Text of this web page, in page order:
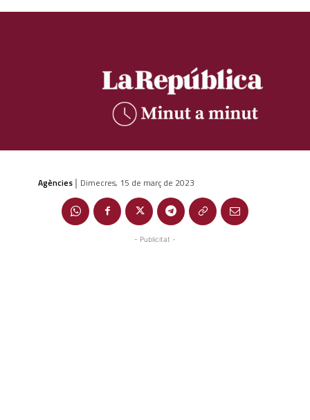
Agències | Dimecres, 15 de març de 2023
- Publicitat -